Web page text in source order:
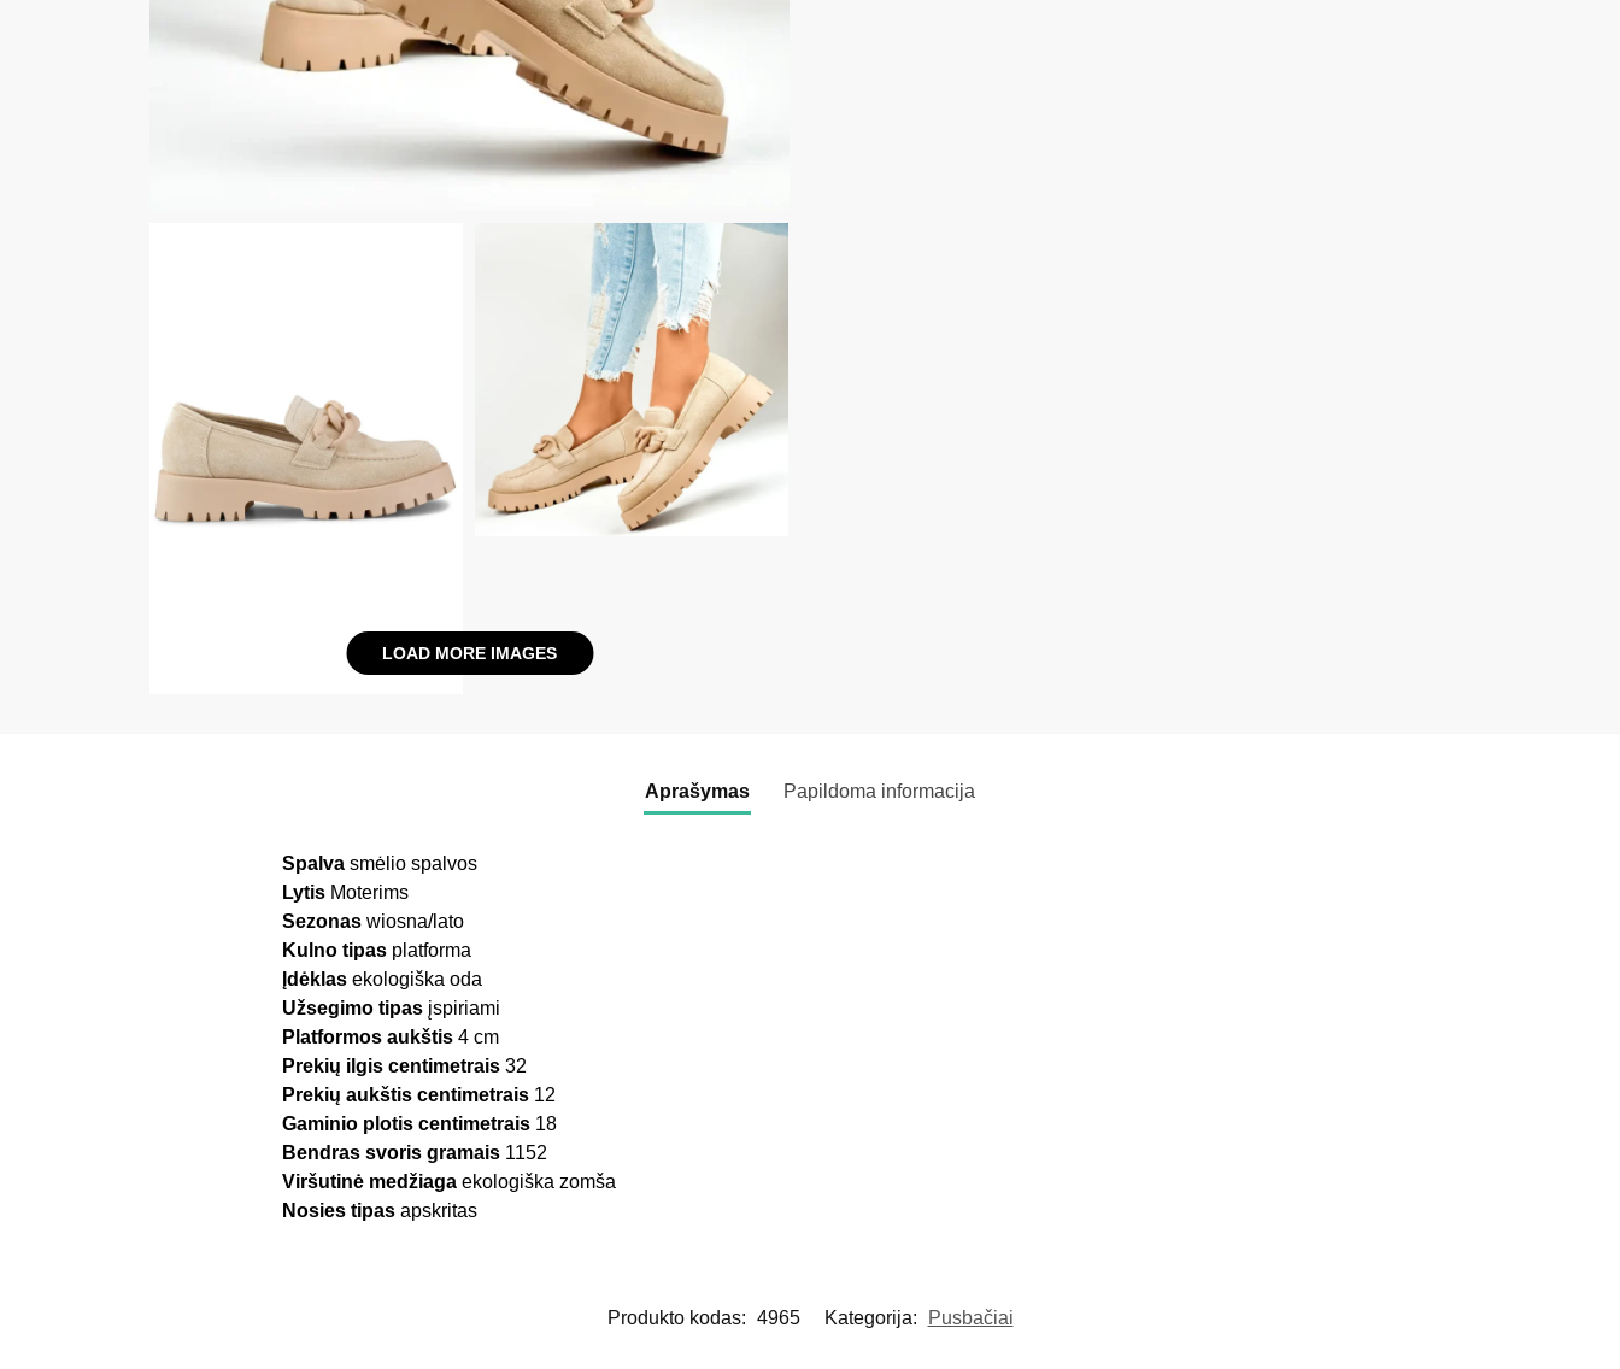
LOAD MORE IMAGES
Aprašymas Papildoma informacija
Spalvasmėlio spalvos
LytisMoterims
Sezonaswiosna/lato
Kulno tipasplatforma
Įdėklasekologiška oda
Užsegimo tipasįspiriami
Platformos aukštis4 cm
Prekių ilgis centimetrais32
Prekių aukštis centimetrais12
Gaminio plotis centimetrais18
Bendras svoris gramais1152
Viršutinė medžiagaekologiška zomša
Nosies tipasapskritas
Produkto kodas: 4965 Kategorija: Pusbačiai